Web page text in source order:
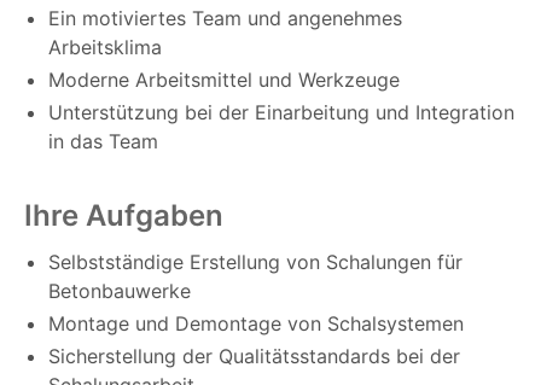
Ein motiviertes Team und angenehmes
Arbeitsklima
Moderne Arbeitsmittel und Werkzeuge
Unterstützung bei der Einarbeitung und Integration
in das Team
Ihre Aufgaben
Selbstständige Erstellung von Schalungen für
Betonbauwerke
Montage und Demontage von Schalsystemen
Sicherstellung der Qualitätsstandards bei der